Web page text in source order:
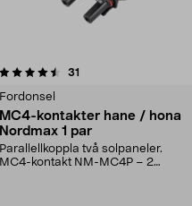
31
Fordonsel
MC4-kontakter hane / hona
Nordmax 1 par
Parallellkoppla två solpaneler.
MC4-kontakt NM-MC4P – 2
3.5 av 5 stjärnor